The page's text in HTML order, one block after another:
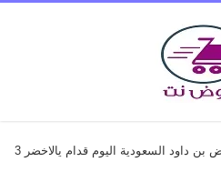
عروض بن داود السعودية اليوم قدام يالاخضر 3